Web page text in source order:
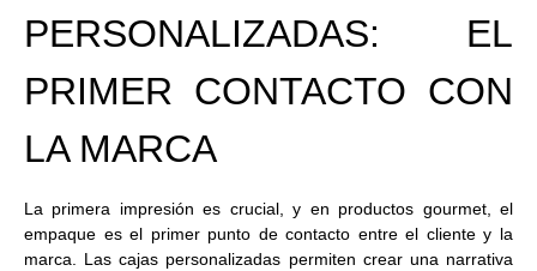
PERSONALIZADAS: EL
PRIMER CONTACTO CON
LA MARCA
La primera impresión es crucial, y en productos gourmet, el
empaque es el primer punto de contacto entre el cliente y la
marca. Las cajas personalizadas permiten crear una narrativa